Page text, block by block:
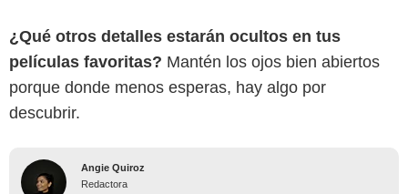
¿Qué otros detalles estarán ocultos en tus
películas favoritas? Mantén los ojos bien abiertos
porque donde menos esperas, hay algo por
descubrir.
Angie Quiroz
Redactora